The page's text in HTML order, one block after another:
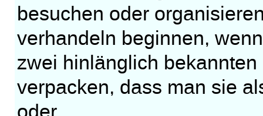
besuchen oder
verhandeln beginnen,
zwei hinlänglich
verpacken, dass man sie